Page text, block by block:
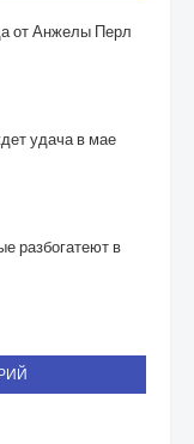
от Анжелы Перл
удача в мае
разбогатеют в